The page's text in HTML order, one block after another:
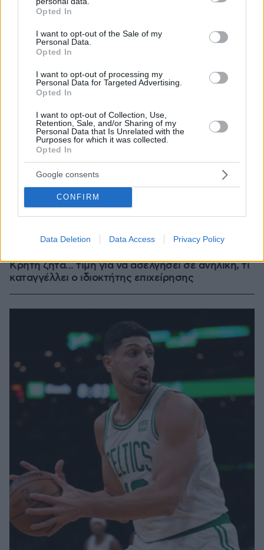
grant or deny consent to Google and its third-party tags to
use your data for below specified purposes in below Google
consent section.
Opted In
I want to opt-out of the Sale of my
Personal Data.
Opted In
I want to opt-out of processing my
Personal Data for Targeted Advertising.
Opted In
I want to opt-out of Collection, Use,
Retention, Sale, and/or Sharing of my
Personal Data that Is Unrelated with the
Purposes for which it was collected.
Opted In
Google consents
CONFIRM
Data Deletion Data Access Privacy Policy
Κρήτη ζητά... τιμή για να ασελγήσει σε ανήλικη, τι
καταγγέλλει ο ιδιοκτήτης επιχείρησης
07.08.2026, 18:22